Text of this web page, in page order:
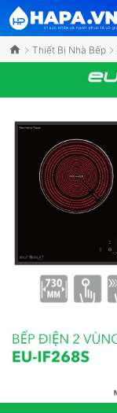
Thiết Bị Nhà Bếp